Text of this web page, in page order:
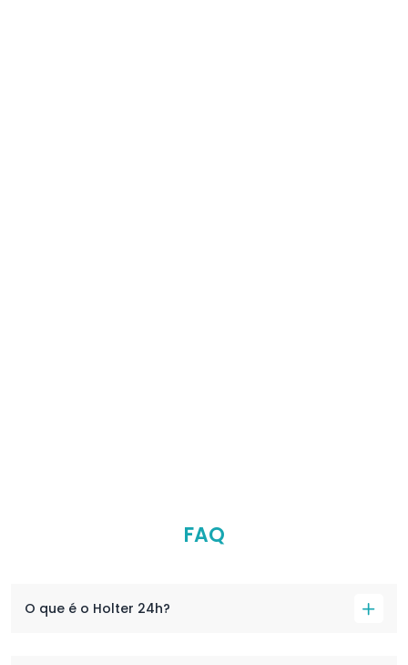
FAQ
O que é o Holter 24h?